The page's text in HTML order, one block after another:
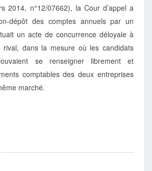
2014, n°12/07662), la Cour d’appel a
dépôt des comptes annuels par un
un acte de concurrence déloyale à
rival, dans la mesure où les candidats
se renseigner librement et
comptables des deux entreprises
marché.